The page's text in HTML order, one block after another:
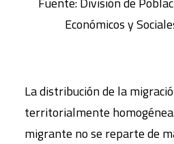
Económicos y
La distribución de la
territorialmente
migrante no se reparte de